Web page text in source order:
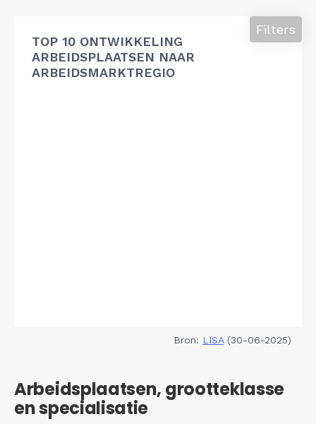
TOP 10 ONTWIKKELING
ARBEIDSPLAATSEN NAAR
ARBEIDSMARKTREGIO
Filters
Bron: LISA(30-06-2025)
Arbeidsplaatsen, grootteklasse
en specialisatie